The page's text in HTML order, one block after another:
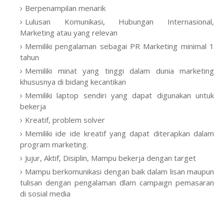
Berpenampilan menarik
Lulusan Komunikasi, Hubungan Internasional,
Marketing atau yang relevan
Memiliki pengalaman sebagai PR Marketing minimal 1
tahun
Memiliki minat yang tinggi dalam dunia marketing
khususnya di bidang kecantikan
Memiliki laptop sendiri yang dapat digunakan untuk
bekerja
Kreatif, problem solver
Memiliki ide ide kreatif yang dapat diterapkan dalam
program marketing.
Jujur, Aktif, Disiplin, Mampu bekerja dengan target
Mampu berkomunikasi dengan baik dalam lisan maupun
tulisan dengan pengalaman dlam campaign pemasaran
di sosial media